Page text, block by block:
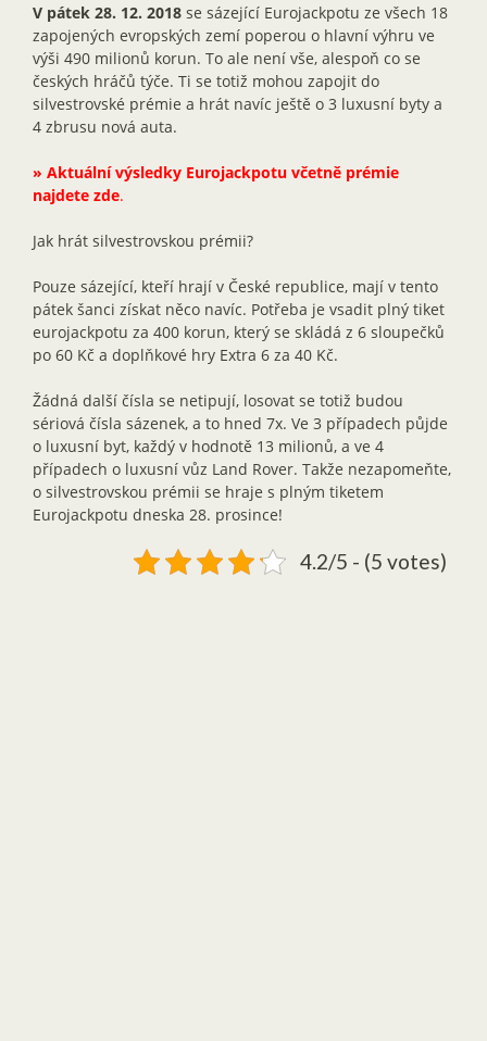
V pátek 28. 12. 2018 se sázející Eurojackpotu ze všech 18
zapojených evropských zemí poperou o hlavní výhru ve
výši 490 milionů korun. To ale není vše, alespoň co se
českých hráčů týče. Ti se totiž mohou zapojit do
silvestrovské prémie a hrát navíc ještě o 3 luxusní byty a
4 zbrusu nová auta.
» Aktuální výsledky Eurojackpotu včetně prémie
najdete zde.
Jak hrát silvestrovskou prémii?
Pouze sázející, kteří hrají v České republice, mají v tento
pátek šanci získat něco navíc. Potřeba je vsadit plný tiket
eurojackpotu za 400 korun, který se skládá z 6 sloupečků
po 60 Kč a doplňkové hry Extra 6 za 40 Kč.
Žádná další čísla se netipují, losovat se totiž budou
sériová čísla sázenek, a to hned 7x. Ve 3 případech půjde
o luxusní byt, každý v hodnotě 13 milionů, a ve 4
případech o luxusní vůz Land Rover. Takže nezapomeňte,
o silvestrovskou prémii se hraje s plným tiketem
Eurojackpotu dneska 28. prosince!
4.2/5 - (5 votes)